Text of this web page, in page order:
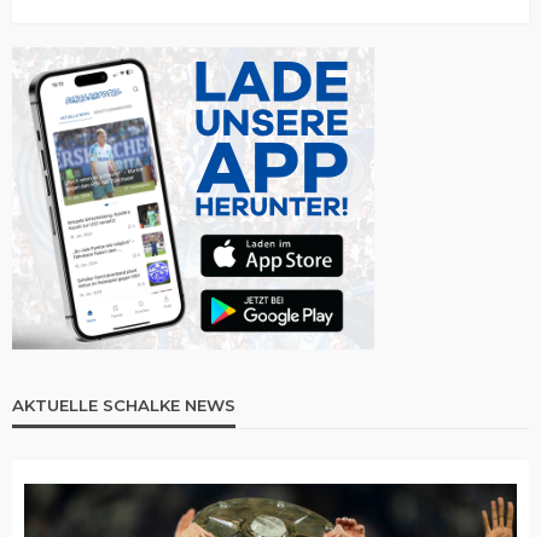
AKTUELLE SCHALKE NEWS